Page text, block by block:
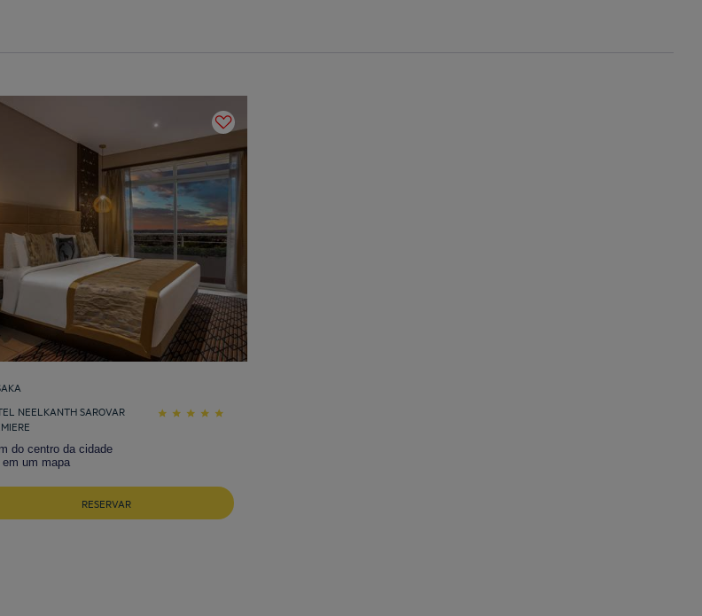
NEELKANTH SAROVAR
do centro da cidade
em um mapa
RESERVAR